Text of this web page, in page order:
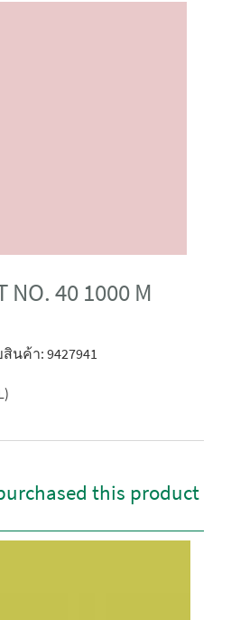
NO. 40 1000 M
นค้า: 9427941
this product